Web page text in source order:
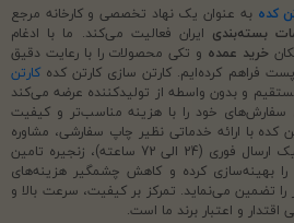
کده به عنوان یک نهاد تخصصی و کارخانه مرجع
بسته‌بندی ایران فعالیت می‌کند. ما با ادغام
خرید عمده و تکی محصولات را با رعایت دقیق
فراهم کرده‌ایم. کارتن سازی کارتن کده کارتن
و بدون واسطه از تولیدکننده عرضه می‌کند
سفارش‌های خود را با هزینه مناسب‌تر و کیفیت
کده با ارائه خدماتی نظیر چاپ سفارشی، مشاوره
تخصصی رایگان و سیستم لجستیک ارسال فوری (24 الی 72 ساعته)، زنجیره تامین
را بهینه‌سازی کرده و کاهش چشمگیر هزینه‌های
تضمین می‌نماید. تمرکز بر کیفیت، سرعت بالا و
و اعتبار برند ما است.